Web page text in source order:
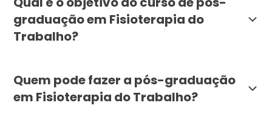
graduação em Fisioterapia do
Trabalho?
Quem pode fazer a pós-graduação
em Fisioterapia do Trabalho?